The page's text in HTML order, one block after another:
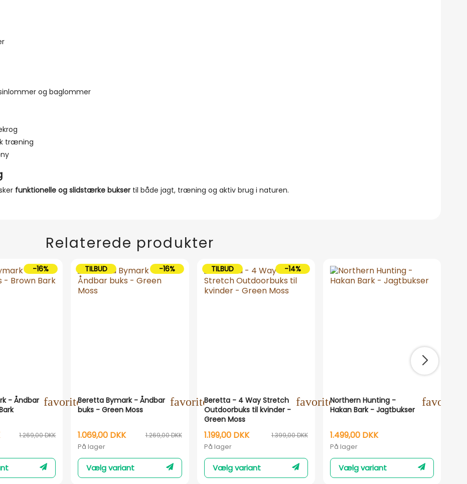
og baglommer
træning
funktionelle og slidstærke bukser til både jagt, træning og aktiv brug i naturen.
Relaterede produkter
- Åndbar
1.269,00 DKK
favorite_outline
-16%
Beretta Bymark - Åndbar
buks - Green Moss
1.269,00 DKK
1.069,00 DKK
På lager
Vælg variant
favorite_outline
TILBUD -16%
Beretta - 4 Way Stretch
Outdoorbuks til kvinder -
Green Moss
1.399,00 DKK
1.199,00 DKK
På lager
Vælg variant
favorite_outline
TILBUD -14%
Northern Hunting -
Hakan Bark - Jagtbukser
1.499,00 DKK
På lager
Vælg variant